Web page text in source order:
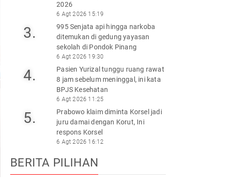
2026
6 Agt 2026 15:19
3.
995 Senjata api hingga narkoba
ditemukan di gedung yayasan
sekolah di Pondok Pinang
6 Agt 2026 19:30
4.
Pasien Yurizal tunggu ruang rawat
8 jam sebelum meninggal, ini kata
BPJS Kesehatan
6 Agt 2026 11:25
5.
Prabowo klaim diminta Korsel jadi
juru damai dengan Korut, Ini
respons Korsel
6 Agt 2026 16:12
BERITA PILIHAN